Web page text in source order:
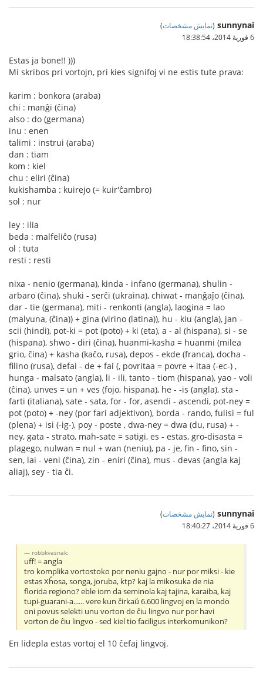
sunnynai
(نمایش مشخصات)
6 فوریهٔ 2014،‏ 18:38:54
Estas ja bone!! )))
Mi skribos pri vortojn, pri kies signifoj vi ne estis tute prava:
karim : bonkora (araba)
chi : manĝi (ĉina)
also : do (germana)
inu : enen
talimi : instrui (araba)
dan : tiam
kom : kiel
chu : eliri (ĉina)
kukishamba : kuirejo (= kuir'ĉambro)
sol : nur
ley : ilia
beda : malfeliĉo (rusa)
ol : tuta
resti : resti
nixa - nenio (germana), kinda - infano (germana), shulin -
arbaro (ĉina), shuki - serĉi (ukraina), chiwat - manĝaĵo (ĉina),
dar - tie (germana), miti - renkonti (angla), laogina = lao
(malyuna, (ĉina)) + gina (virino (latina)), hu - kiu (angla), jan -
scii (hindi), pot-ki = pot (poto) + ki (eta), a - al (hispana), si - se
(hispana), shwo - diri (ĉina), huanmi-kasha = huanmi (milea
grio, ĉina) + kasha (kaĉo, rusa), depos - ekde (franca), docha -
filino (rusa), defai - de + fai (, povritaa = povre + itaa (-ec-) ,
hunga - malsato (angla), li - ili, tanto - tiom (hispana), yao - voli
(ĉina), unves = un + ves (fojo, hispana), he - -is (angla), sta -
farti (italiana), sate - sata, for - for, asendi - ascendi, pot-ney =
pot (poto) + -ney (por fari adjektivon), borda - rando, fulisi = ful
(plena) + isi (-ig-), poy - poste , dwa-ney = dwa (du, rusa) + -
ney, gata - strato, mah-sate = satigi, es - estas, gro-disasta =
plagego, nulwan = nul + wan (neniu), pa - je, fin - fino, sin -
sen, lai - veni (ĉina), zin - eniri (ĉina), mus - devas (angla kaj
aliaj), sey - tia ĉi.
sunnynai
(نمایش مشخصات)
6 فوریهٔ 2014،‏ 18:40:27
robbkvasnak:
uff! = angla
tro komplika vortostoko por neniu gajno - nur por miksi - kie
estas Xĥosa, songa, joruba, ktp? kaj la mikosuka de nia
florida regiono? eble iom da seminola kaj tajina, karaiba, kaj
tupi-guarani-a...... vere kun ĉirkaŭ 6.600 lingvoj en la mondo
oni povus selekti unu vorton de ĉiu lingvo nur por havi
vorton de ĉiu lingvo - sed kiel tio faciligus interkomunikon?
En lidepla estas vortoj el 10 ĉefaj lingvoj.